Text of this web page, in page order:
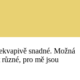
snadné. Možná
pro mě jsou